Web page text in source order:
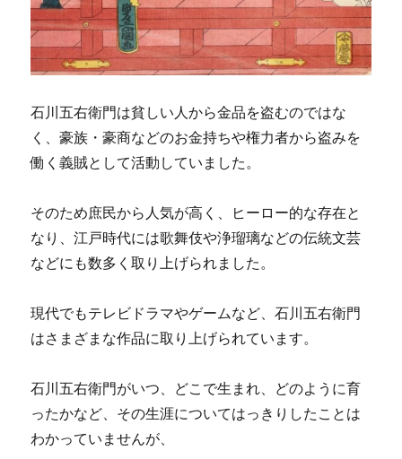
石川五右衛門は貧しい人から金品を盗むのではな
く、豪族・豪商などのお金持ちや権力者から盗みを
働く義賊として活動していました。
そのため庶民から人気が高く、ヒーロー的な存在と
なり、江戸時代には歌舞伎や浄瑠璃などの伝統文芸
などにも数多く取り上げられました。
現代でもテレビドラマやゲームなど、石川五右衛門
はさまざまな作品に取り上げられています。
石川五右衛門がいつ、どこで生まれ、どのように育
ったかなど、その生涯についてはっきりしたことは
わかっていませんが、